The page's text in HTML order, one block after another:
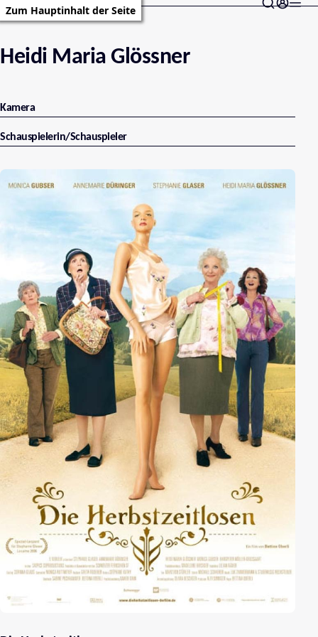
Zum Hauptinhalt der Seite
Heidi Maria Glössner
Kamera
Schauspielerin/Schauspieler